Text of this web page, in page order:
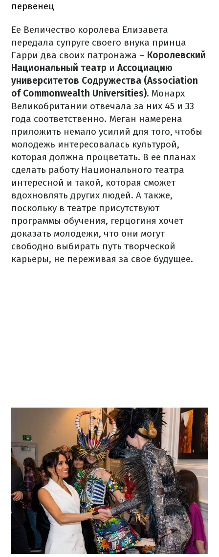
первенец
Ее Величество королева Елизавета
передала супруге своего внука принца
Гарри два своих патронажа – Королевский
Национальный театр и Ассоциацию
университетов Содружества (Association
of Commonwealth Universities). Монарх
Великобритании отвечала за них 45 и 33
года соответственно. Меган намерена
приложить немало усилий для того, чтобы
молодежь интересовалась культурой,
которая должна процветать. В ее планах
сделать работу Национального театра
интересной и такой, которая сможет
вдохновлять других людей. А также,
поскольку в театре присутствуют
программы обучения, герцогиня хочет
доказать молодежи, что они могут
свободно выбирать путь творческой
карьеры, не переживая за свое будущее.